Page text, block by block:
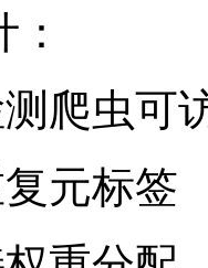
爬虫可
元标签